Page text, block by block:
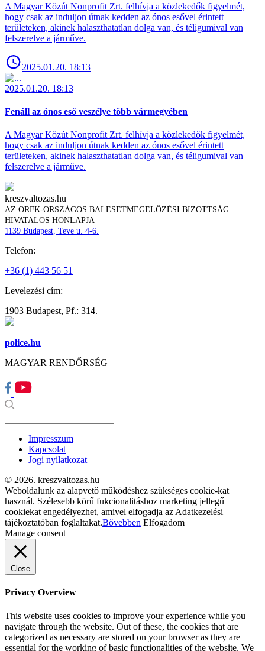
A Magyar Közút Nonprofit Zrt. felhívja a közlekedők figyelmét,
hogy csak az induljon útnak kedden az ónos esővel érintett
területeken, akinek halaszthatatlan dolga van, és téligumival van
felszerelve a járműve.
2025.01.20. 18:13
2025.01.20. 18:13
Fenáll az ónos eső veszélye több vármegyében
A Magyar Közút Nonprofit Zrt. felhívja a közlekedők figyelmét,
hogy csak az induljon útnak kedden az ónos esővel érintett
területeken, akinek halaszthatatlan dolga van, és téligumival van
felszerelve a járműve.
kreszvaltozas.hu
AZ ORFK-ORSZÁGOS BALESETMEGELŐZÉSI BIZOTTSÁG
HIVATALOS HONLAPJA
1139 Budapest, Teve u. 4-6.
Telefon:
+36 (1) 443 56 51
Levelezési cím:
1903 Budapest, Pf.: 314.
police.hu
MAGYAR RENDŐRSÉG
Impresszum
Kapcsolat
Jogi nyilatkozat
© 2026. kreszvaltozas.hu
Weboldalunk az alapvető működéshez szükséges cookie-kat
használ. Szélesebb körű fukcionalitáshoz marketing jellegű
cookiekat engedélyezhet, amivel elfogadja az Adatkezelési
tájékoztatóban foglaltakat.Bővebben Elfogadom
Manage consent
Close
Privacy Overview
This website uses cookies to improve your experience while you
navigate through the website. Out of these, the cookies that are
categorized as necessary are stored on your browser as they are
essential for the working of basic functionalities of the website. We